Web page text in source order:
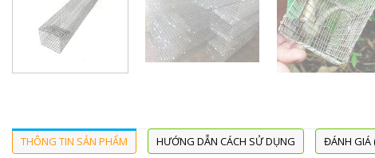
THÔNG TIN SẢN PHẨM HƯỚNG DẪN CÁCH SỬ DỤNG ĐÁNH GIÁ